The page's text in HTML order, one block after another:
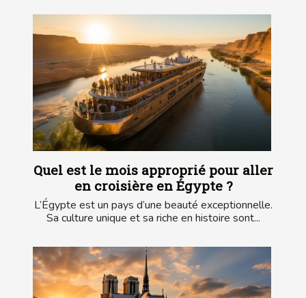
Quel est le mois approprié pour aller
en croisière en Égypte ?
L’Égypte est un pays d’une beauté exceptionnelle.
Sa culture unique et sa riche en histoire sont...